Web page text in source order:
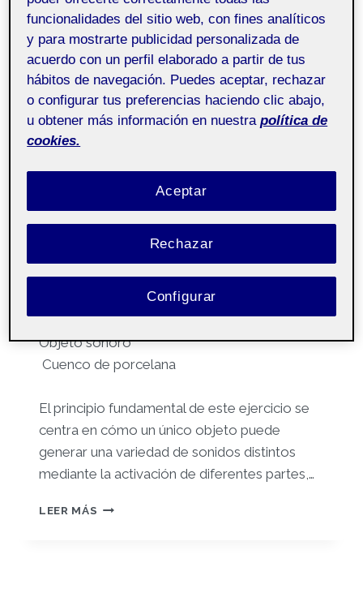
diariamente. El trayecto discurre desde mi
puesto de trabajo,…
LEER MÁSPAISAJE
SONORO
PorJuan Manuel Herrera Suarez 11 abril, 2025
Objeto sonoro
Cuenco de porcelana
El principio fundamental de este ejercicio se
centra en cómo un único objeto puede
generar una variedad de sonidos distintos
mediante la activación de diferentes partes,…
LEER MÁS MODULO
funcionalidades del sitio web, con fines analíticos
y para mostrarte publicidad personalizada de
acuerdo con un perfil elaborado a partir de tus
hábitos de navegación. Puedes aceptar, rechazar
o configurar tus preferencias haciendo clic abajo,
u obtener más información en nuestra política de
cookies.
Rechazar
Aceptar
Configurar